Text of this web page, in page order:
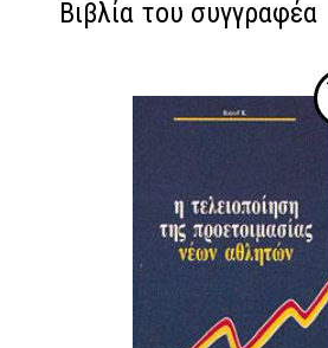
Βιβλία του συγγραφέα